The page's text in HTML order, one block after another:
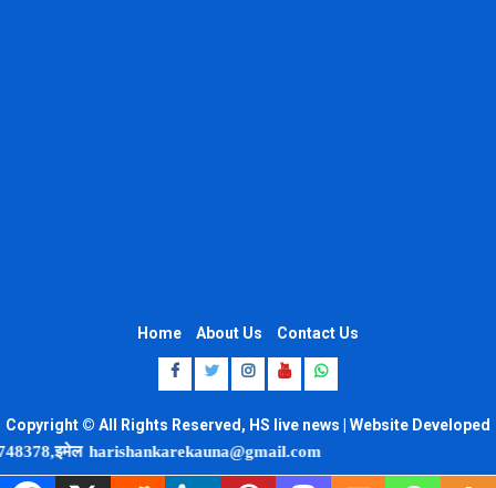
Home About Us Contact Us
Facebook
TwitterInstagram
YoutubeWhatsapp
Copyright © All Rights Reserved, HS live news | Website Developed
by 8920664806
harishankarekauna@gmail.com